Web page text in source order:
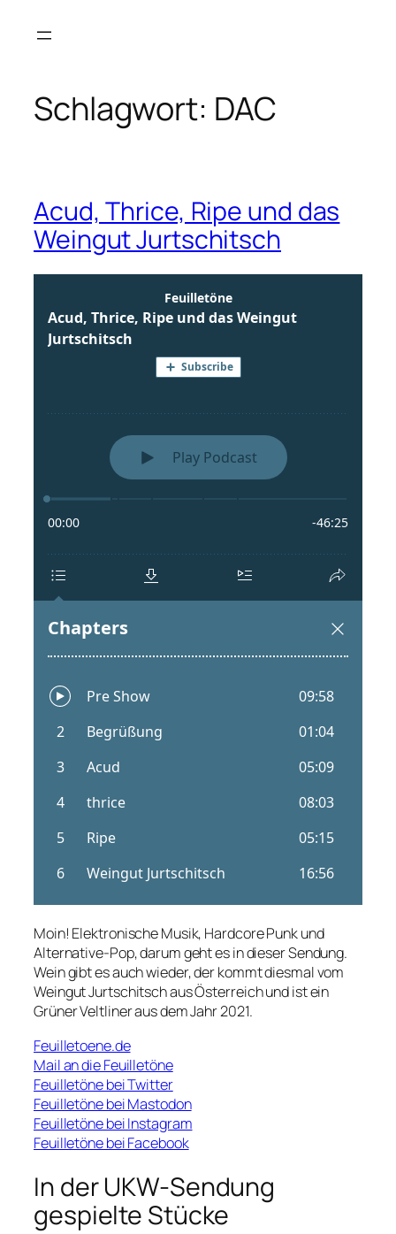
Inhalt
Schlagwort: DAC
Acud, Thrice, Ripe und das
Weingut Jurtschitsch
Moin! Elektronische Musik, Hardcore Punk und
Alternative-Pop, darum geht es in dieser Sendung.
Wein gibt es auch wieder, der kommt diesmal vom
Weingut Jurtschitsch aus Österreich und ist ein
Grüner Veltliner aus dem Jahr 2021.
Feuilletoene.de
Mail an die Feuilletöne
Feuilletöne bei Twitter
Feuilletöne bei Mastodon
Feuilletöne bei Instagram
Feuilletöne bei Facebook
In der UKW-Sendung
gespielte Stücke